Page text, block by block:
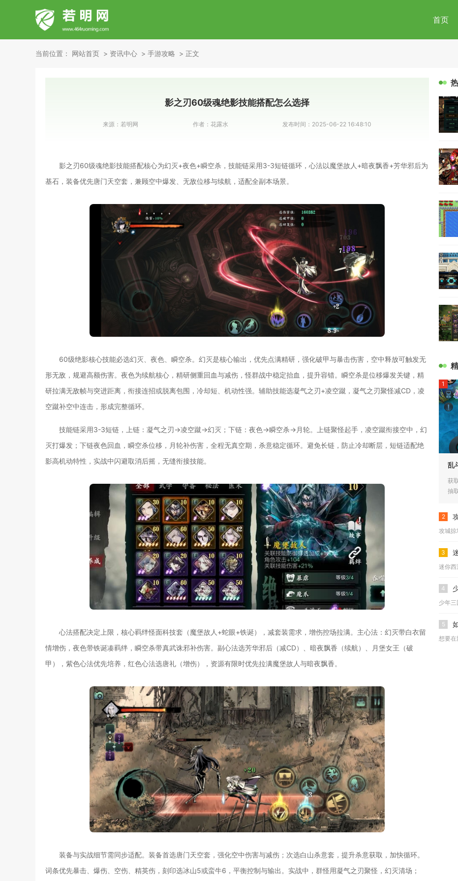
首页
当前位置： 网站首页 资讯中心 手游攻略 正文
影之刃60级魂绝影技能搭配怎么选择
来源： 若明网 作者： 花露水 发布时间： 2025-06-22 16:48:10
影之刃60级魂绝影技能搭配核心为幻灭+夜色+瞬空杀，技能链采用3-3短链循环，心法以魔堡故人+暗夜飘香+芳华邪后为
基石，装备优先唐门天空套，兼顾空中爆发、无敌位移与续航，适配全副本场景。
60级绝影核心技能必选幻灭、夜色、瞬空杀。幻灭是核心输出，优先点满精研，强化破甲与暴击伤害，空中释放可触发无
形无敌，规避高额伤害。夜色为续航核心，精研侧重回血与减伤，怪群战中稳定抬血，提升容错。瞬空杀是位移爆发关键，精
研拉满无敌帧与突进距离，衔接连招或脱离包围，冷却短、机动性强。辅助技能选凝气之刃+凌空蹴，凝气之刃聚怪减CD，凌
空蹴补空中连击，形成完整循环。
技能链采用3-3短链，上链：凝气之刃→凌空蹴→幻灭；下链：夜色→瞬空杀→月轮。上链聚怪起手，凌空蹴衔接空中，幻
灭打爆发；下链夜色回血，瞬空杀位移，月轮补伤害，全程无真空期，杀意稳定循环。避免长链，防止冷却断层，短链适配绝
影高机动特性，实战中闪避取消后摇，无缝衔接技能。
心法搭配决定上限，核心羁绊怪面科技套（魔堡故人+蛇眼+铁诞），减套装需求，增伤控场拉满。主心法：幻灭带白衣留
情增伤，夜色带铁诞凑羁绊，瞬空杀带真武诛邪补伤害。副心法选芳华邪后（减CD）、暗夜飘香（续航）、月堡女王（破
甲），紫色心法优先培养，红色心法选唐礼（增伤），资源有限时优先拉满魔堡故人与暗夜飘香。
装备与实战细节需同步适配。装备首选唐门天空套，强化空中伤害与减伤；次选白山杀意套，提升杀意获取，加快循环。
词条优先暴击、爆伤、空伤、精英伤，刻印选冰山5或蛮牛6，平衡控制与输出。实战中，群怪用凝气之刃聚怪，幻灭清场；
1
乱
获
抽
2
3
4
5